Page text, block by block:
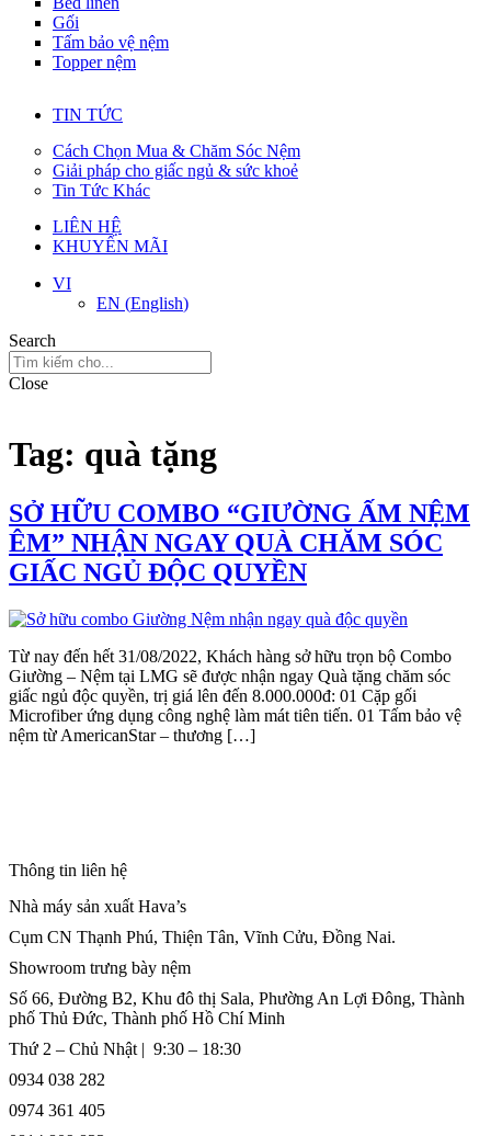
Gối
Tấm bảo vệ nệm
Topper nệm
TIN TỨC
Cách Chọn Mua & Chăm Sóc Nệm
Giải pháp cho giấc ngủ & sức khoẻ
Tin Tức Khác
LIÊN HỆ
KHUYẾN MÃI
VI
EN (English)
Search
Close
Tag: quà tặng
SỞ HỮU COMBO “GIƯỜNG ẤM NỆM
ÊM” NHẬN NGAY QUÀ CHĂM SÓC
GIẤC NGỦ ĐỘC QUYỀN
Từ nay đến hết 31/08/2022, Khách hàng sở hữu trọn bộ Combo
Giường – Nệm tại LMG sẽ được nhận ngay Quà tặng chăm sóc
giấc ngủ độc quyền, trị giá lên đến 8.000.000đ: 01 Cặp gối
Microfiber ứng dụng công nghệ làm mát tiên tiến. 01 Tấm bảo vệ
nệm từ AmericanStar – thương […]
Thông tin liên hệ
Nhà máy sản xuất Hava’s
Cụm CN Thạnh Phú, Thiện Tân, Vĩnh Cửu, Đồng Nai.
Showroom trưng bày nệm
Số 66, Đường B2, Khu đô thị Sala, Phường An Lợi Đông, Thành
phố Thủ Đức, Thành phố Hồ Chí Minh
Thứ 2 – Chủ Nhật | 9:30 – 18:30
0934 038 282
0974 361 405